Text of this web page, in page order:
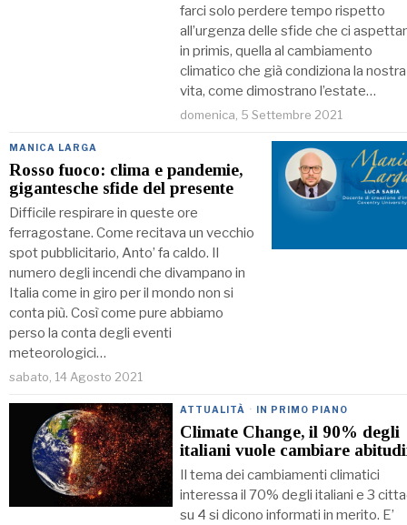
farci solo perdere tempo rispetto
all’urgenza delle sfide che ci
in primis, quella al cambiamento
climatico che già condiziona la nostra
vita, come dimostrano l’estate…
domenica, 5 Settembre 2021
MANICA LARGA
Rosso fuoco: clima e pandemie,
gigantesche sfide del presente
Difficile respirare in queste ore
ferragostane. Come recitava un vecchio
spot pubblicitario, Anto’ fa caldo. Il
numero degli incendi che divampano in
Italia come in giro per il mondo non si
conta più. Così come pure abbiamo
perso la conta degli eventi
meteorologici…
sabato, 14 Agosto 2021
ATTUALITÀ · IN PRIMO PIANO
Climate Change, il 90% degli
italiani vuole cambiare
Il tema dei cambiamenti climatici
interessa il 70% degli italiani e 3
su 4 si dicono informati in merito. E’